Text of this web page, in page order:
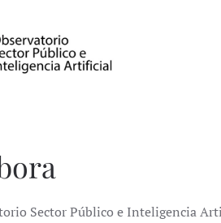
Sector Público e Inteligencia